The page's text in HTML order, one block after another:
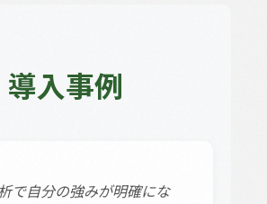
導入事例
析で自分の強みが明確にな